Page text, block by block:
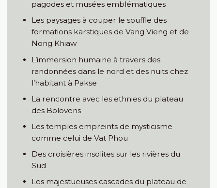
pagodes et musées emblématiques
Les paysages à couper le souffle des
formations karstiques de Vang Vieng et de
Nong Khiaw
L’immersion humaine à travers des
randonnées dans le nord et des nuits chez
l’habitant à Pakse
La rencontre avec les ethnies du plateau
des Bolovens
Les temples empreints de mysticisme
comme celui de Vat Phou
Des croisières insolites sur les rivières du
Sud
Les majestueuses cascades du plateau de